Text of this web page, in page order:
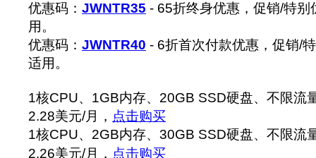
优惠码： JWNTR35 - 65折终身优惠，促销/特
用。
优惠码： JWNTR40 - 6折首次付款优惠，促销/
适用。
1核CPU、1GB内存、20GB SSD硬盘、不限流
2.28美元/月， 点击购买
1核CPU、2GB内存、30GB SSD硬盘、不限流
2.26美元/月， 点击购买